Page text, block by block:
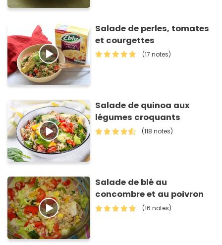
Salade de perles, tomates
et courgettes
(17 notes)
Salade de quinoa aux
légumes croquants
(118 notes)
Salade de blé au
concombre et au poivron
(16 notes)